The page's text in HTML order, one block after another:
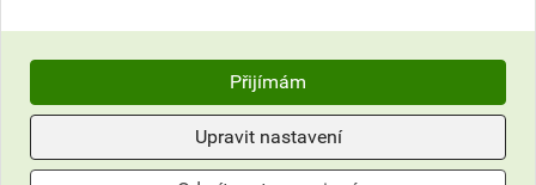
ks Do košíku
Do košíku přidáte1 ks / 12,66 kgza2 509,82Kčs
bez DPH).
Přijímám
Upravit nastavení